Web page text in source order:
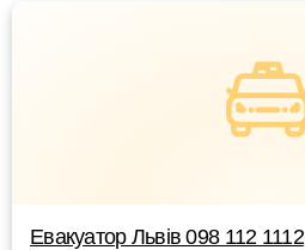
Евакуатор Львів 098 112 1112